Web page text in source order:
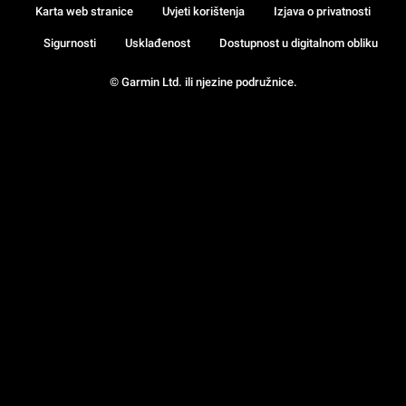
© Garmin Ltd. ili njezine podružnice.
Karta web stranice Uvjeti korištenja Izjava o privatnosti
Sigurnosti Usklađenost Dostupnost u digitalnom obliku